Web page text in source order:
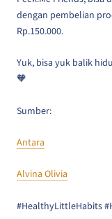
dengan pembelian
Rp.150.000.
Yuk, bisa yuk balik
🧡
Sumber:
Antara
Alvina Olivia
#HealthyLittleHabits